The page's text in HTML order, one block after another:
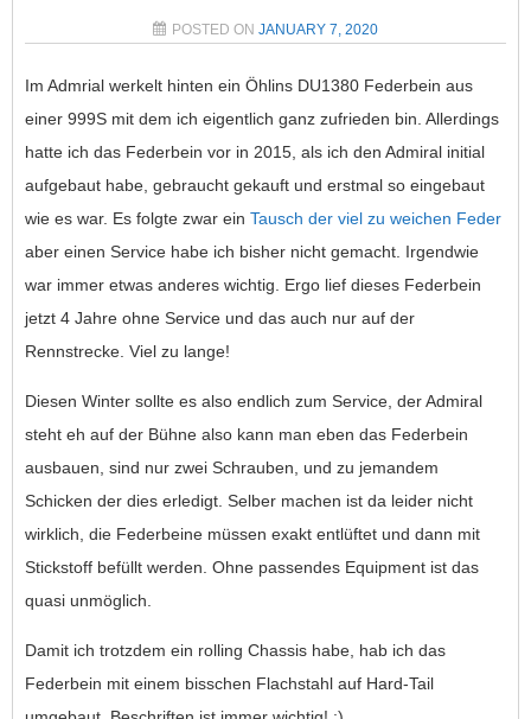
POSTED ON JANUARY 7, 2020
Im Admrial werkelt hinten ein Öhlins DU1380 Federbein aus
einer 999S mit dem ich eigentlich ganz zufrieden bin. Allerdings
hatte ich das Federbein vor in 2015, als ich den Admiral initial
aufgebaut habe, gebraucht gekauft und erstmal so eingebaut
wie es war. Es folgte zwar ein Tausch der viel zu weichen Feder
aber einen Service habe ich bisher nicht gemacht. Irgendwie
war immer etwas anderes wichtig. Ergo lief dieses Federbein
jetzt 4 Jahre ohne Service und das auch nur auf der
Rennstrecke. Viel zu lange!
Diesen Winter sollte es also endlich zum Service, der Admiral
steht eh auf der Bühne also kann man eben das Federbein
ausbauen, sind nur zwei Schrauben, und zu jemandem
Schicken der dies erledigt. Selber machen ist da leider nicht
wirklich, die Federbeine müssen exakt entlüftet und dann mit
Stickstoff befüllt werden. Ohne passendes Equipment ist das
quasi unmöglich.
Damit ich trotzdem ein rolling Chassis habe, hab ich das
Federbein mit einem bisschen Flachstahl auf Hard-Tail